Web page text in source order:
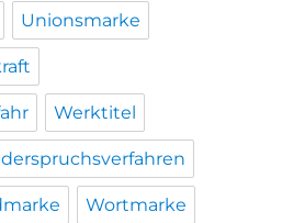
Unionsmarke
Werktitel
Wortmarke